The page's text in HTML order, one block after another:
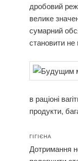
дробовий
велике
сумарний
становити
в раціоні
продукти,
ГІГІЄНА
Дотримання